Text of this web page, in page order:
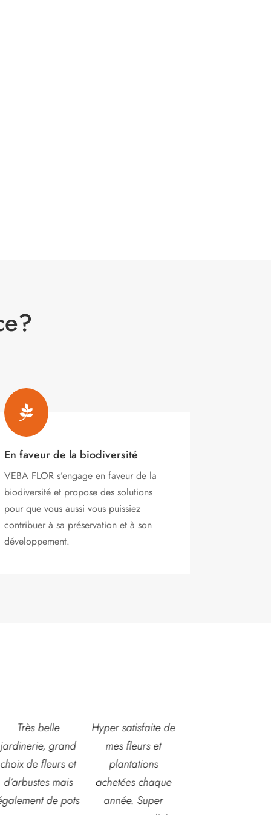

En faveur de la biodiversité
VEBA FLOR s’engage en faveur de la
biodiversité et propose des solutions
pour que vous aussi vous puissiez
contribuer à sa préservation et à son
développement.
Hyper satisfaite de
mes fleurs et
plantations
achetées chaque
année. Super
Composition
magnifique pour le
baptême et le
mariage!
Bouquet mariée,